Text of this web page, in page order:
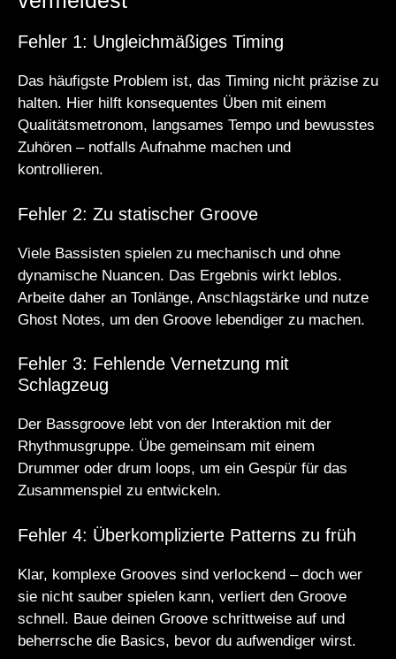
Fehler 1: Ungleichmäßiges Timing
Das häufigste Problem ist, das Timing nicht präzise zu
halten. Hier hilft konsequentes Üben mit einem
Qualitätsmetronom, langsames Tempo und bewusstes
Zuhören – notfalls Aufnahme machen und
kontrollieren.
Fehler 2: Zu statischer Groove
Viele Bassisten spielen zu mechanisch und ohne
dynamische Nuancen. Das Ergebnis wirkt leblos.
Arbeite daher an Tonlänge, Anschlagstärke und nutze
Ghost Notes, um den Groove lebendiger zu machen.
Fehler 3: Fehlende Vernetzung mit
Schlagzeug
Der Bassgroove lebt von der Interaktion mit der
Rhythmusgruppe. Übe gemeinsam mit einem
Drummer oder drum loops, um ein Gespür für das
Zusammenspiel zu entwickeln.
Fehler 4: Überkomplizierte Patterns zu früh
Klar, komplexe Grooves sind verlockend – doch wer
sie nicht sauber spielen kann, verliert den Groove
schnell. Baue deinen Groove schrittweise auf und
beherrsche die Basics, bevor du aufwendiger wirst.